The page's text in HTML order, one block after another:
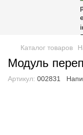
Каталог товаров
Модуль
Артикул: 002831